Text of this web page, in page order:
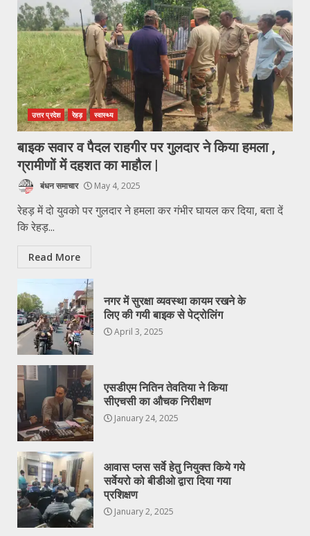
उत्तर प्रदेश रेहड़ स्वास्थ्य
बाइक सवार व पैदल राहगीर पर गुलदार ने किया हमला ,
ग्रामीणों में दहशत का माहौल |
बंधन समाचार May 4, 2025
रेहड़ में दो युवको पर गुलदार ने हमला कर गंभीर घायल कर दिया, बता दें
कि रेहड़...
Read More
नगर में सुरक्षा व्यवस्था कायम रखने के
लिए की गयी बाइक से पेट्रोलिंग
April 3, 2025
एसडीएम नितिन तेवतिया ने किया
सीएचसी का औचक निरीक्षण
January 24, 2025
आवास प्लस सर्वे हेतु नियुक्त किये गये
सर्वेयरो को बीडीओ द्वारा दिया गया
प्रशिक्षण
January 2, 2025